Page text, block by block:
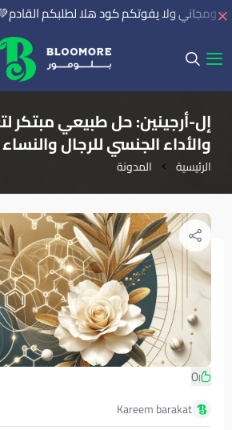
ومجاني ولا يفوتكم كود هلا لطلبكم القادم💚
بلومور | BLOOMORE
إل-أرجينين: حل طبيعي مبتكر
والأداء الجنسي للرجال والنساء
الرئيسية المدونة
0
Kareem barakat